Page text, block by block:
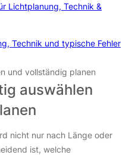
Lichtplanung, Technik &
Technik und typische Fehler
und vollständig planen
auswählen
nicht nur nach Länge oder
ist, welche